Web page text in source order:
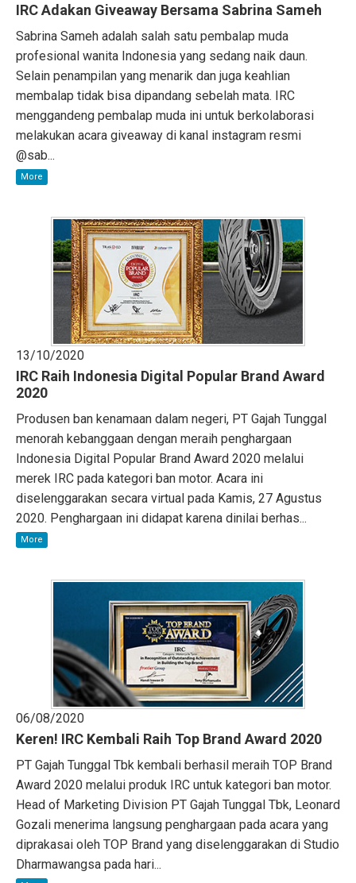
IRC Adakan Giveaway Bersama Sabrina Sameh
Sabrina Sameh adalah salah satu pembalap muda
profesional wanita Indonesia yang sedang naik daun.
Selain penampilan yang menarik dan juga keahlian
membalap tidak bisa dipandang sebelah mata. IRC
menggandeng pembalap muda ini untuk berkolaborasi
melakukan acara giveaway di kanal instagram resmi
@sab...
More
13/10/2020
IRC Raih Indonesia Digital Popular Brand Award
2020
Produsen ban kenamaan dalam negeri, PT Gajah Tunggal
menorah kebanggaan dengan meraih penghargaan
Indonesia Digital Popular Brand Award 2020 melalui
merek IRC pada kategori ban motor. Acara ini
diselenggarakan secara virtual pada Kamis, 27 Agustus
2020. Penghargaan ini didapat karena dinilai berhas...
More
06/08/2020
Keren! IRC Kembali Raih Top Brand Award 2020
PT Gajah Tunggal Tbk kembali berhasil meraih TOP Brand
Award 2020 melalui produk IRC untuk kategori ban motor.
Head of Marketing Division PT Gajah Tunggal Tbk, Leonard
Gozali menerima langsung penghargaan pada acara yang
diprakasai oleh TOP Brand yang diselenggarakan di Studio
Dharmawangsa pada hari...